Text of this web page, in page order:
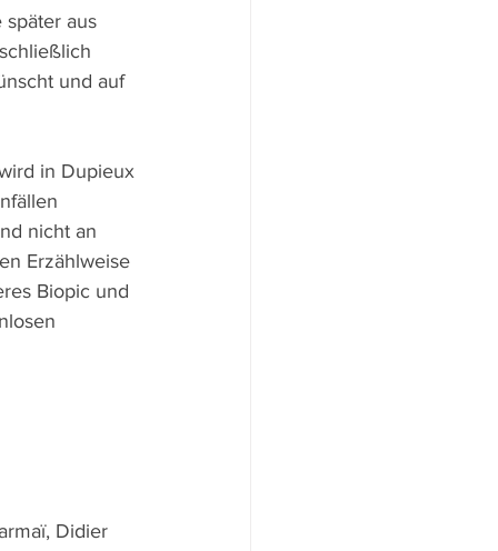
später aus
und auf
in Dupieux
nicht an
Erzählweise
Biopic und
Didier